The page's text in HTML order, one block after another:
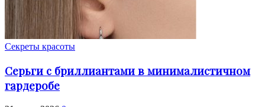
Секреты красоты
Серьги с бриллиантами в минималистичном
гардеробе